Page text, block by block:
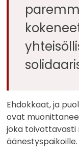
Ehdokkaat, ja
ovat
joka toivottavasti
äänestyspaikoille.